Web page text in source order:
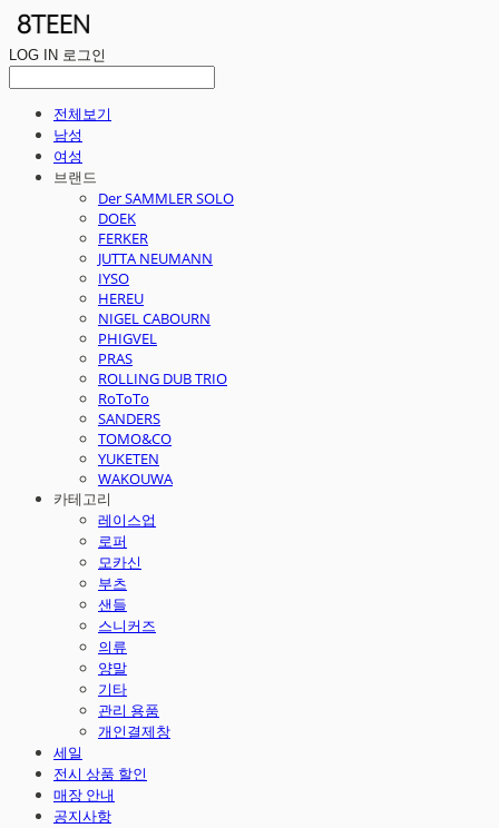
LOG IN 로그인
전체보기
남성
여성
브랜드
Der SAMMLER SOLO
DOEK
FERKER
JUTTA NEUMANN
IYSO
HEREU
NIGEL CABOURN
PHIGVEL
PRAS
ROLLING DUB TRIO
RoToTo
SANDERS
TOMO&CO
YUKETEN
WAKOUWA
카테고리
레이스업
로퍼
모카신
부츠
샌들
스니커즈
의류
양말
기타
관리 용품
개인결제창
세일
전시 상품 할인
매장 안내
공지사항